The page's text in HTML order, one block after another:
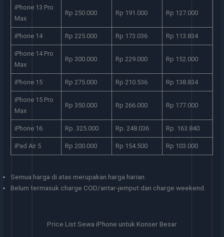
iPhone 13 Pro
Max
Rp 250.000 Rp 191.000 Rp 127.000
iPhone 14 Rp 225.000 Rp 173.036 Rp 113.834
iPhone 14 Pro
Max
Rp 300.000 Rp 229.000 Rp 152.000
iPhone 15 Rp 275.000 Rp 210.536 Rp 138.834
iPhone 15 Pro
Max
Rp 350.000 Rp 266.000 Rp 177.000
iPhone 16 Rp. 325.000 Rp. 248.036 Rp. 163.840
iPad Air 5 Rp 200.000 Rp 154.500 Rp 103.000
Semua harga di atas merupakan harga harian.
Belum termasuk charge COD/antar-jemput dan charge weekend.
Price List Sewa iPhone untuk Konser Besar